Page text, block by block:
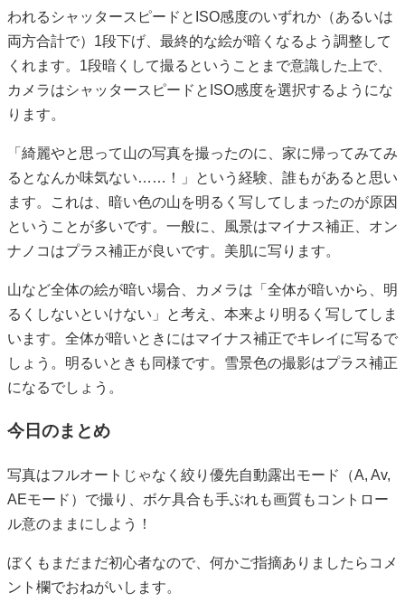
われるシャッタースピードとISO感度のいずれか（あるいは
両方合計で）1段下げ、最終的な絵が暗くなるよう調整して
くれます。1段暗くして撮るということまで意識した上で、
カメラはシャッタースピードとISO感度を選択するようにな
ります。
「綺麗やと思って山の写真を撮ったのに、家に帰ってみてみ
るとなんか味気ない……！」という経験、誰もがあると思い
ます。これは、暗い色の山を明るく写してしまったのが原因
ということが多いです。一般に、風景はマイナス補正、オン
ナノコはプラス補正が良いです。美肌に写ります。
山など全体の絵が暗い場合、カメラは「全体が暗いから、明
るくしないといけない」と考え、本来より明るく写してしま
います。全体が暗いときにはマイナス補正でキレイに写るで
しょう。明るいときも同様です。雪景色の撮影はプラス補正
になるでしょう。
今日のまとめ
写真はフルオートじゃなく絞り優先自動露出モード（A, Av,
AEモード）で撮り、ボケ具合も手ぶれも画質もコントロー
ル意のままにしよう！
ぼくもまだまだ初心者なので、何かご指摘ありましたらコメ
ント欄でおねがいします。